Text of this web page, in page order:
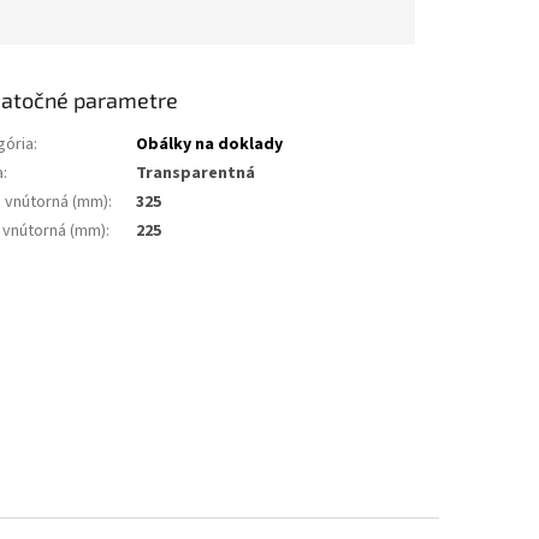
parametre
:
Obálky na doklady
:
Transparentná
vnútorná (mm):
325
(mm): 225